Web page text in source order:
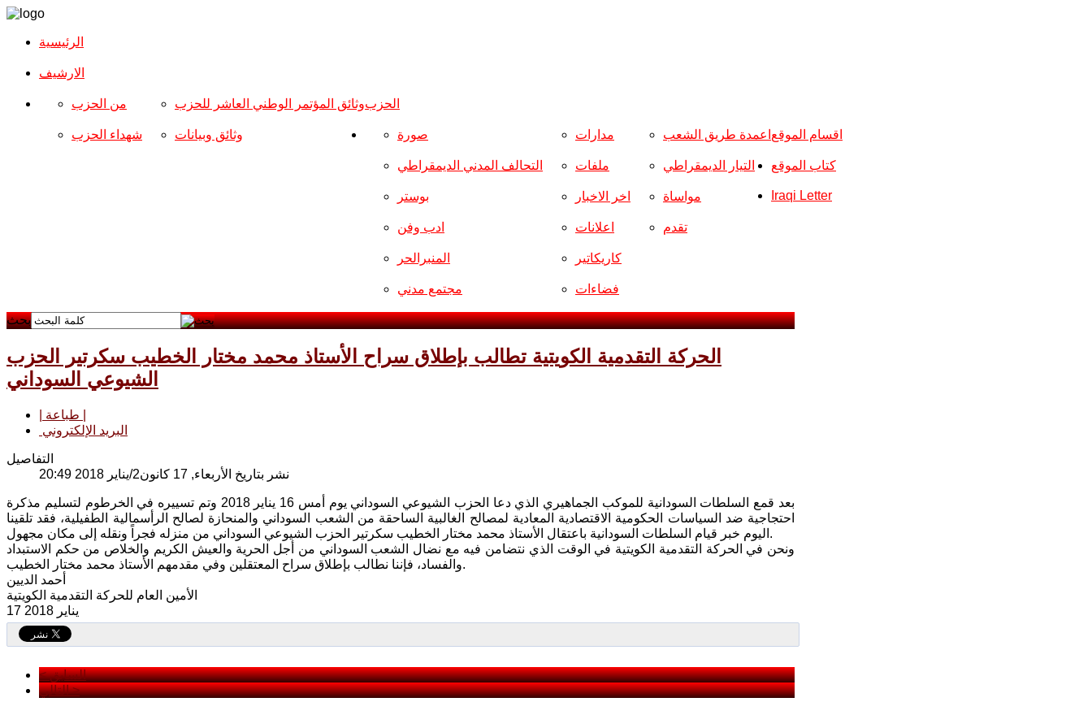
الرئيسية
الارشیف
الحزب من الحزب
شهداء الحزب
وثائق المؤتمر الوطني العاشر للحزب
وثائق وبيانات اقسام الموقع صورة
التحالف المدني الديمقراطي
بوستر
ادب وفن
المنبرالحر
مجتمع مدني
مدارات
ملفات
اخر الاخبار
اعلانات
كاريكاتير
فضاءات
اعمدة طريق الشعب
التيار الديمقراطي
مواساة
تقدم
كتاب الموقع
Iraqi Letter
بحث
الحركة التقدمية الكويتية تطالب بإطلاق سراح الأستاذ محمد مختار الخطيب سكرتير الحزب
الشيوعي السوداني
البريد الإلكتروني
التفاصيل
نشر بتاريخ الأربعاء, 17 كانون2/يناير 2018 20:49
بعد قمع السلطات السودانية للموكب الجماهيري الذي دعا الحزب الشيوعي السوداني يوم أمس 16 يناير 2018 وتم تسييره في الخرطوم لتسليم مذكرة
احتجاجية ضد السياسات الحكومية الاقتصادية المعادية لمصالح الغالبية الساحقة من الشعب السوداني والمنحازة لصالح الرأسمالية الطفيلية، فقد تلقينا
اليوم خبر قيام السلطات السودانية باعتقال الأستاذ محمد مختار الخطيب سكرتير الحزب الشيوعي السوداني من منزله فجراً ونقله إلى مكان مجهول.
ونحن في الحركة التقدمية الكويتية في الوقت الذي نتضامن فيه مع نضال الشعب السوداني من أجل الحرية والعيش الكريم والخلاص من حكم الاستبداد
والفساد، فإننا نطالب بإطلاق سراح المعتقلين وفي مقدمهم الأستاذ محمد مختار الخطيب.
أحمد الديين
الأمين العام للحركة التقدمية الكويتية
17 يناير 2018
< السابق
التالي >